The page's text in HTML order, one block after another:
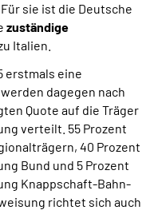
sie ist die Deutsche
zuständige
Italien.
erstmals eine
dagegen nach
Quote auf die Träger
verteilt. 55 Prozent
40 Prozent
Bund und 5 Prozent
Knappschaft-Bahn-
richtet sich auch